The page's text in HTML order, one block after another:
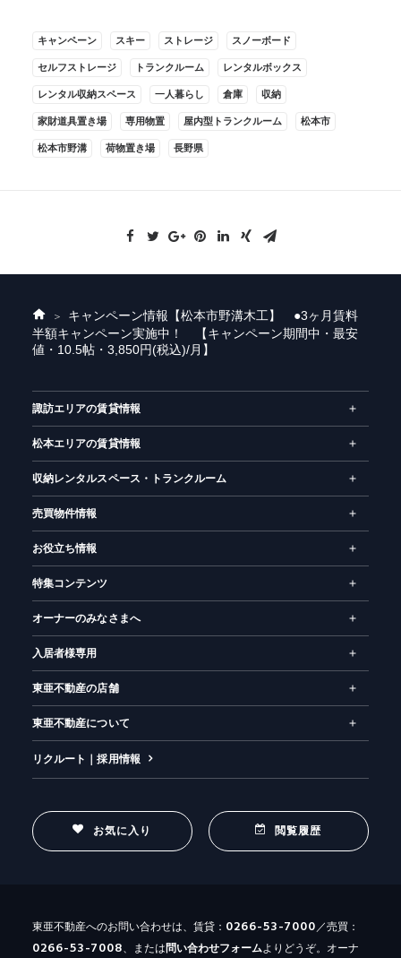
キャンペーン スキー ストレージ スノーボード
セルフストレージ トランクルーム レンタルボックス
レンタル収納スペース 一人暮らし 倉庫 収納
家財道具置き場 専用物置 屋内型トランクルーム 松本市
松本市野溝 荷物置き場 長野県
ホ
ー
ム
キャンペーン情報 【松本市野溝木工】 ●3ヶ月賃料
半額キャンペーン実施中！ 【キャンペーン期間中・最安
値・10.5帖・3,850円(税込)/月】
諏訪エリアの賃貸情報
松本エリアの賃貸情報
収納レンタルスペース・トランクルーム
売買物件情報
お役立ち情報
特集コンテンツ
オーナーのみなさまへ
入居者様専用
東亜不動産の店舗
東亜不動産について
リクルート｜採用情報
お気に入り 閲覧履歴
東亜不動産へのお問い合わせは、賃貸： 0266-53-7000／売買：
0266-53-7008、または 問い合わせフォームよりどうぞ。オーナ